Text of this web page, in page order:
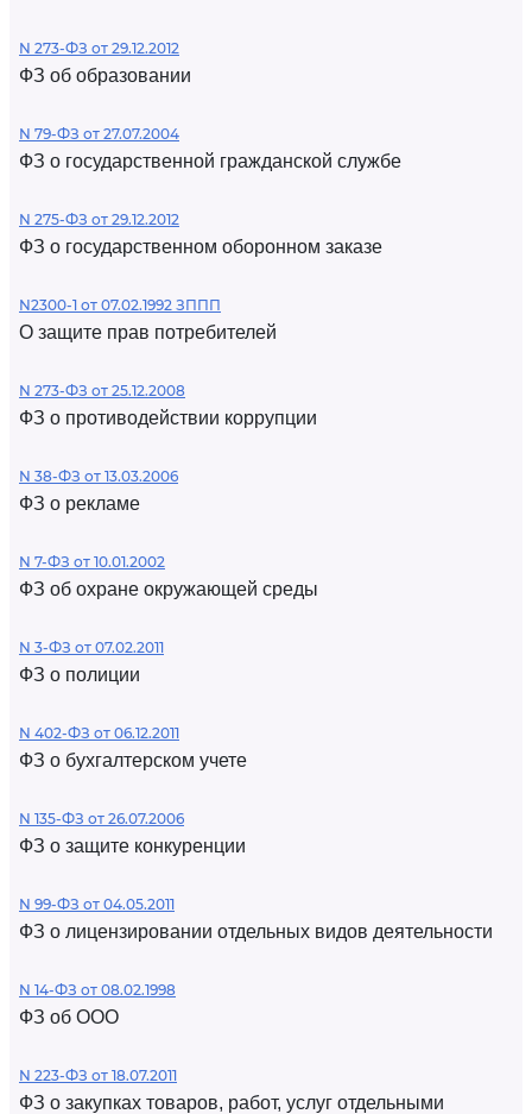
N 273-ФЗ от 29.12.2012
ФЗ об образовании
N 79-ФЗ от 27.07.2004
ФЗ о государственной гражданской службе
N 275-ФЗ от 29.12.2012
ФЗ о государственном оборонном заказе
N2300-1 от 07.02.1992 ЗППП
О защите прав потребителей
N 273-ФЗ от 25.12.2008
ФЗ о противодействии коррупции
N 38-ФЗ от 13.03.2006
ФЗ о рекламе
N 7-ФЗ от 10.01.2002
ФЗ об охране окружающей среды
N 3-ФЗ от 07.02.2011
ФЗ о полиции
N 402-ФЗ от 06.12.2011
ФЗ о бухгалтерском учете
N 135-ФЗ от 26.07.2006
ФЗ о защите конкуренции
N 99-ФЗ от 04.05.2011
ФЗ о лицензировании отдельных видов деятельности
N 14-ФЗ от 08.02.1998
ФЗ об ООО
N 223-ФЗ от 18.07.2011
ФЗ о закупках товаров, работ, услуг отдельными